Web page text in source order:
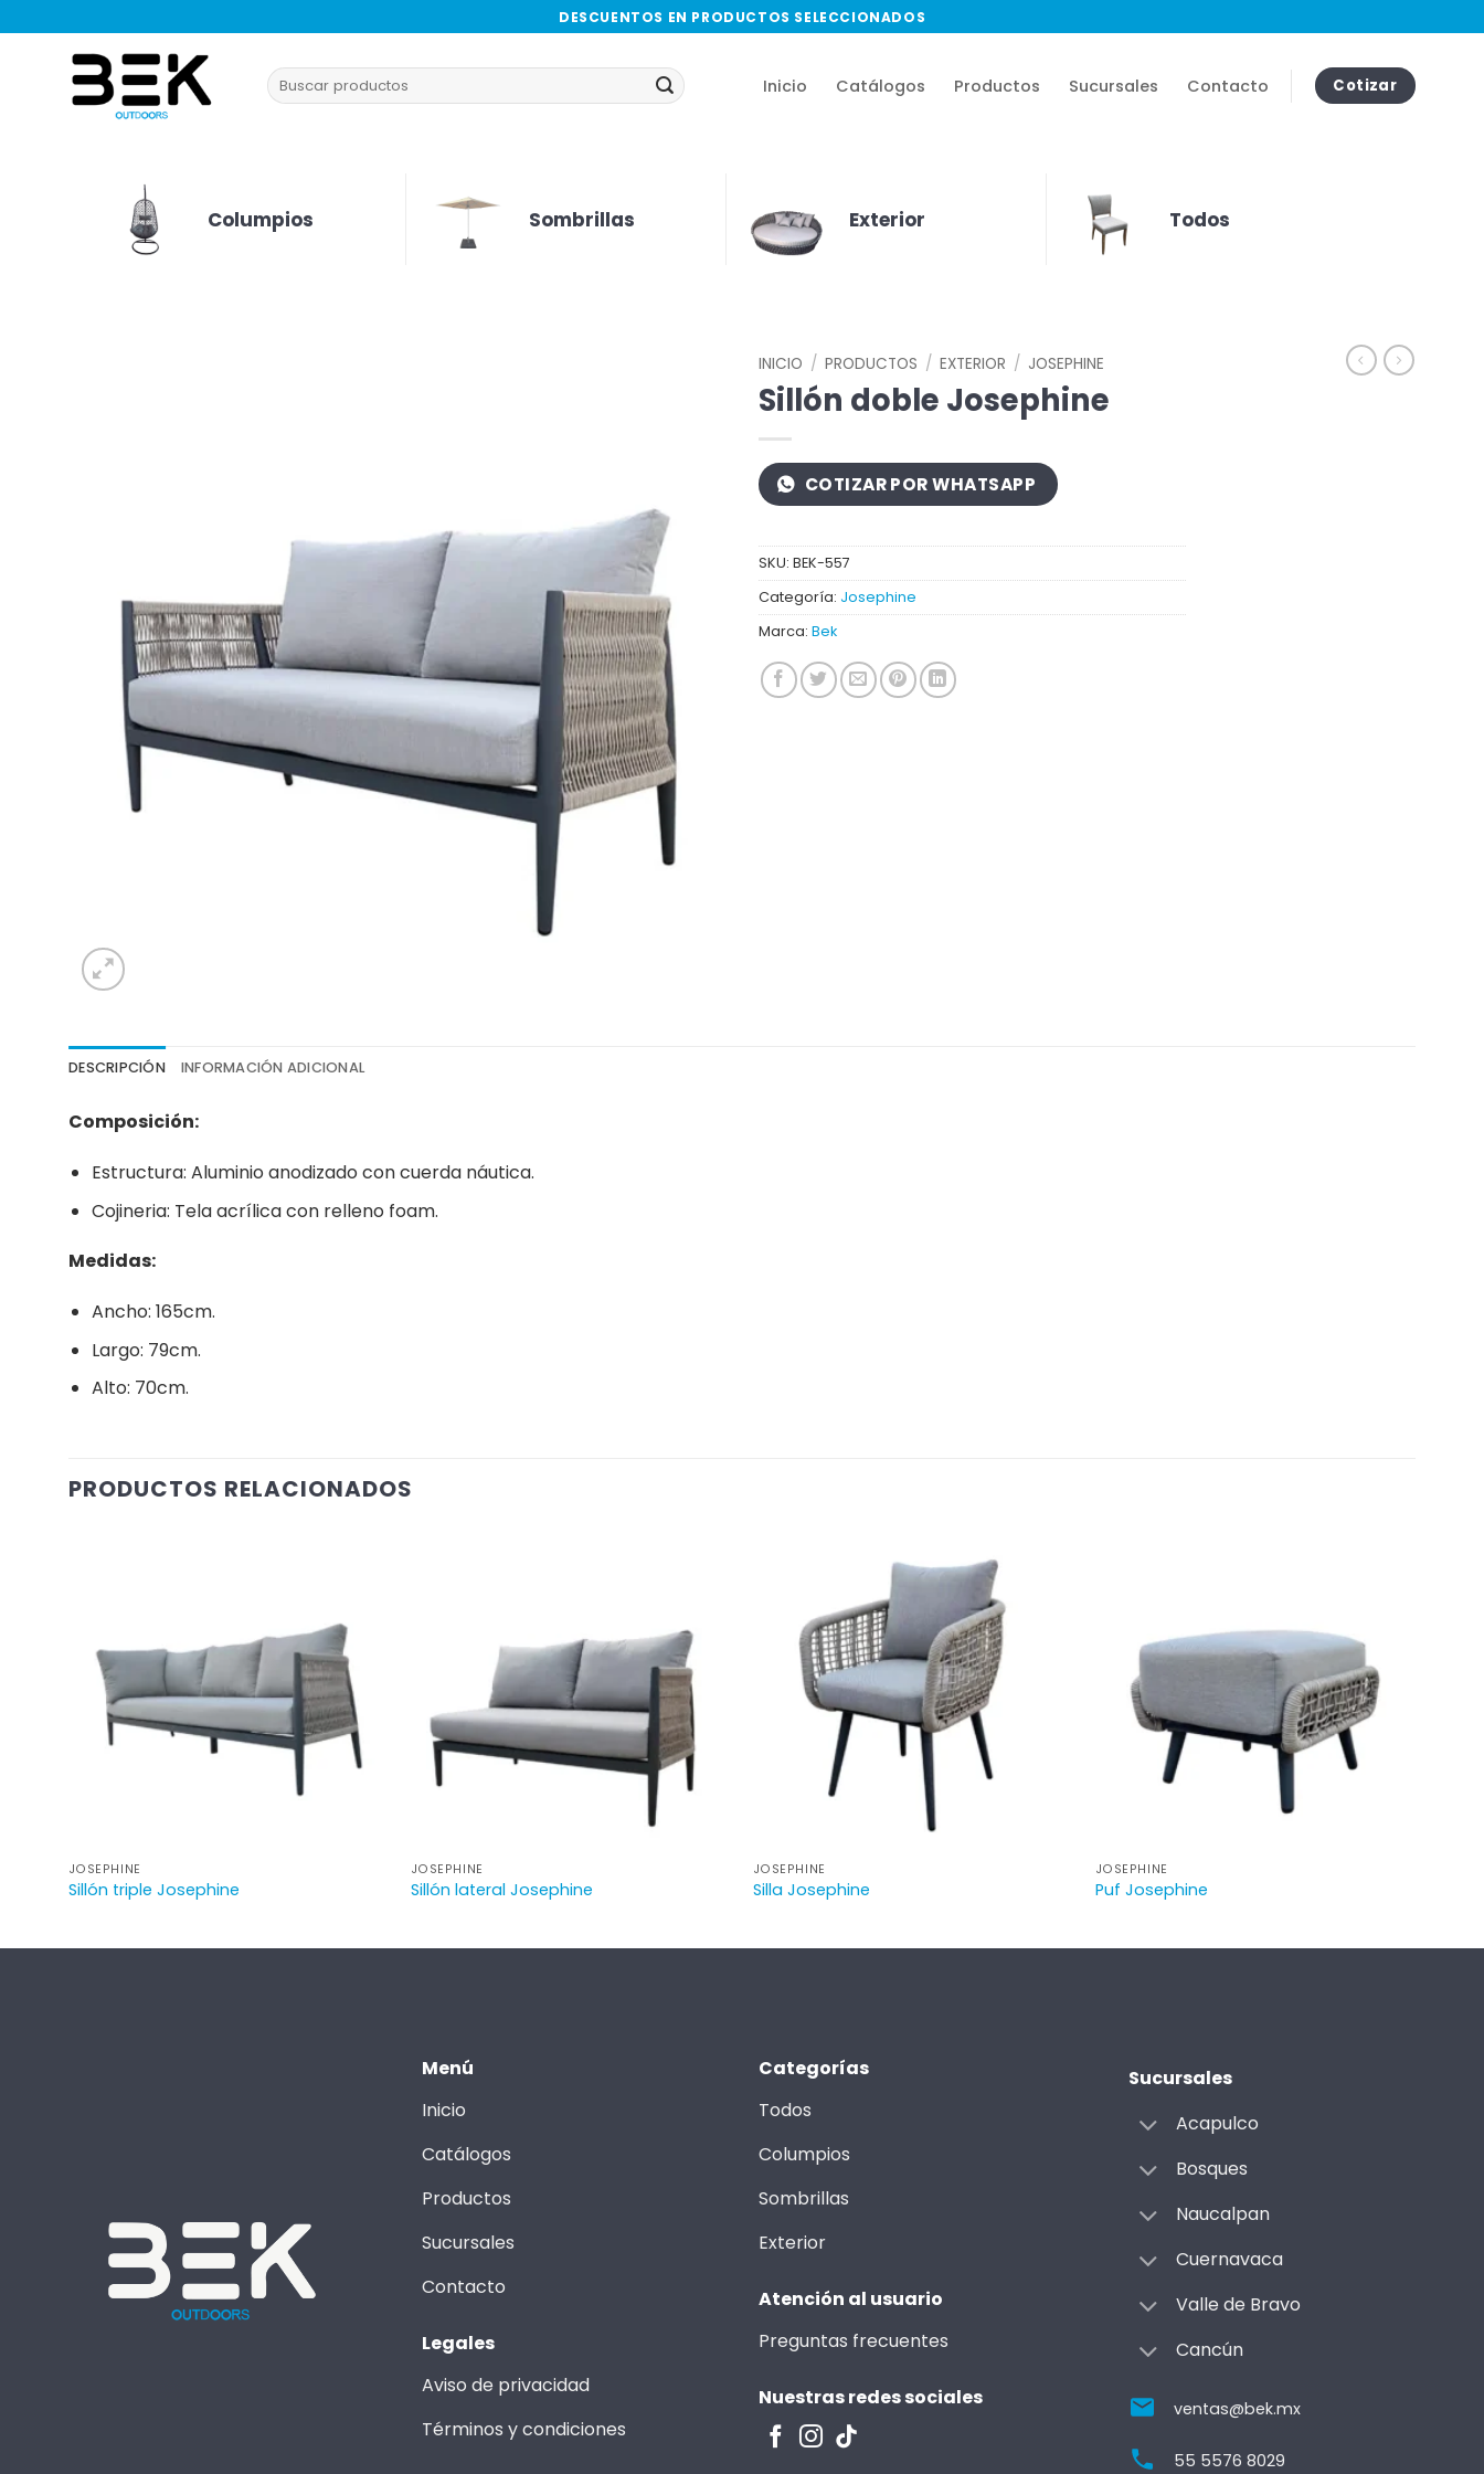
al
contenido
DESCUENTOS EN PRODUCTOS SELECCIONADOS
Buscar
por:
Inicio Catálogos Productos Sucursales Contacto Cotizar
Columpios Sombrillas Exterior Todos
INICIO / PRODUCTOS / EXTERIOR / JOSEPHINE
Sillón doble Josephine
COTIZAR POR WHATSAPP
SKU: BEK-557
Categoría: Josephine
Marca: Bek
DESCRIPCIÓN INFORMACIÓN ADICIONAL
Composición:
Estructura: Aluminio anodizado con cuerda náutica.
Cojineria: Tela acrílica con relleno foam.
Medidas:
Ancho: 165cm.
Largo: 79cm.
Alto: 70cm.
PRODUCTOS RELACIONADOS
JOSEPHINE
Sillón triple Josephine
JOSEPHINE
Sillón lateral Josephine
JOSEPHINE
Silla Josephine
JOSEPHINE
Puf Josephine
Menú
Inicio
Catálogos
Productos
Sucursales
Contacto
Legales
Aviso de privacidad
Términos y condiciones
Categorías
Todos
Columpios
Sombrillas
Exterior
Atención al usuario
Preguntas frecuentes
Nuestras redes sociales
Sucursales
Acapulco
Bosques
Naucalpan
Cuernavaca
Valle de Bravo
Cancún
ventas@bek.mx
55 5576 8029